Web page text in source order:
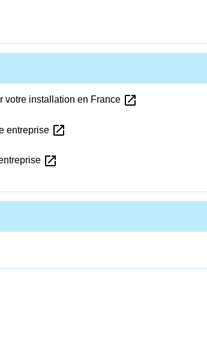
votre installation en France open_in_new
entreprise open_in_new
open_in_new